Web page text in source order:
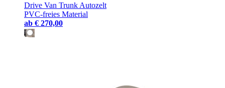
Drive Van Trunk Autozelt
PVC-freies Material
ab € 270,00